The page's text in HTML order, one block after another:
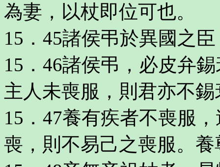
為妻，以杖即位可也。
15．45諸侯弔於異國之
15．46諸侯弔，必皮弁
主人未喪服，則君亦不錫
15．47養有疾者不喪服
喪，則不易己之喪服。